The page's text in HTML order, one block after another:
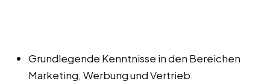
Grundlegende Kenntnisse in den Bereichen
Marketing, Werbung und Vertrieb.